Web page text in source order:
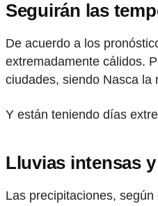
Seguirán las
De acuerdo a los
extremadamente cálidos.
ciudades, siendo Nasca la
Y están teniendo días
Lluvias intensas
Las precipitaciones,